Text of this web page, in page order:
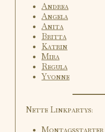
Andrea
Angela
Anita
Britta
Katrin
Mira
Regula
Yvonne
Nette Linkpartys:
Montagsstarter